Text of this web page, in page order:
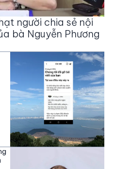
người chia sẻ nội
bà Nguyễn Phương